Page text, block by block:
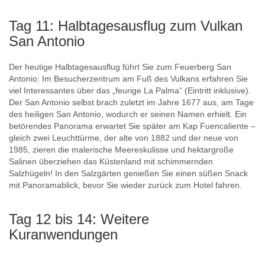
Tag 11: Halbtagesausflug zum Vulkan
San Antonio
Der heutige Halbtagesausflug führt Sie zum Feuerberg San
Antonio: Im Besucherzentrum am Fuß des Vulkans erfahren Sie
viel Interessantes über das „feurige La Palma“ (Eintritt inklusive).
Der San Antonio selbst brach zuletzt im Jahre 1677 aus, am Tage
des heiligen San Antonio, wodurch er seinen Namen erhielt. Ein
betörendes Panorama erwartet Sie später am Kap Fuencaliente –
gleich zwei Leuchttürme, der alte von 1882 und der neue von
1985, zieren die malerische Meereskulisse und hektargroße
Salinen überziehen das Küstenland mit schimmernden
Salzhügeln! In den Salzgärten genießen Sie einen süßen Snack
mit Panoramablick, bevor Sie wieder zurück zum Hotel fahren.
Tag 12 bis 14: Weitere
Kuranwendungen